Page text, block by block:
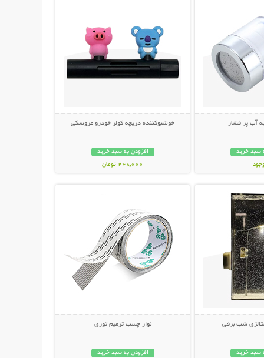
آب پر فشار
سبد خرید
خوشبوکننده دریچه کولر خودرو عروسکی
افزودن به سبد خرید
248,000 تومان
شب برفی
سبد خرید
نوار چسب ترمیم توری
افزودن به سبد خرید